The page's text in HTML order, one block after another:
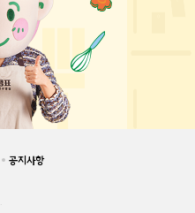
공지사항